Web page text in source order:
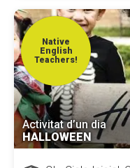
Native
English
Teachers!
Activitat d’un dia
HALLOWEEN